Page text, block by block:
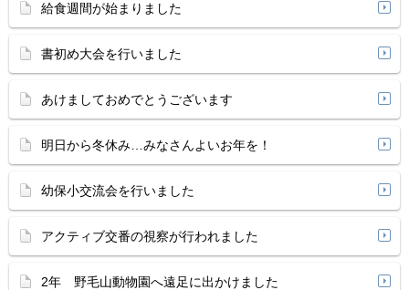
給食週間が始まりました
書初め大会を行いました
あけましておめでとうございます
明日から冬休み…みなさんよいお年を！
幼保小交流会を行いました
アクティブ交番の視察が行われました
2年 野毛山動物園へ遠足に出かけました